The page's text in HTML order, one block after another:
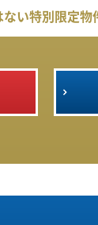
ない特別限定物